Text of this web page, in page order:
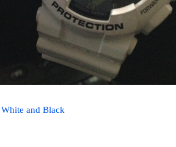
and Black